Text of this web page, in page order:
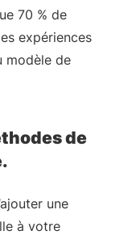
70 % de
expériences
modèle de
de
une
à votre